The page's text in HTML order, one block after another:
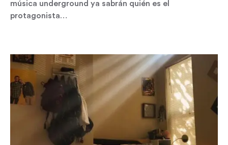
música underground ya sabrán quién es el
protagonista…